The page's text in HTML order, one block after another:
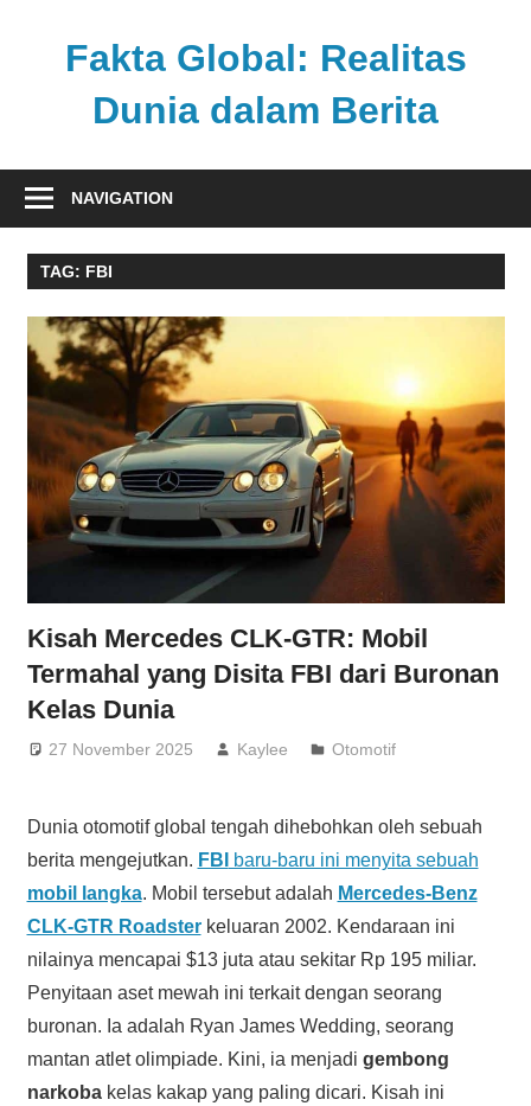
Fakta Global: Realitas
Dunia dalam Berita
kabar
dari
berbagai
pandang
NAVIGATION
TAG: FBI
Kisah Mercedes CLK-GTR: Mobil
Termahal yang Disita FBI dari Buronan
Kelas Dunia
27 November 2025 Kaylee Otomotif
Dunia otomotif global tengah dihebohkan oleh sebuah
berita mengejutkan. FBI
baru-baru ini menyita sebuah
mobil langka. Mobil tersebut adalah Mercedes-Benz
CLK-GTR Roadsterkeluaran 2002. Kendaraan ini
nilainya mencapai $13 juta atau sekitar Rp 195 miliar.
Penyitaan aset mewah ini terkait dengan seorang
buronan. Ia adalah Ryan James Wedding, seorang
mantan atlet olimpiade. Kini, ia menjadi gembong
narkobakelas kakap yang paling dicari. Kisah ini